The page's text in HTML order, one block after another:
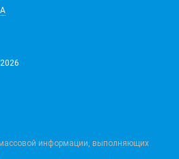
2026
массовой информации, выполняющих